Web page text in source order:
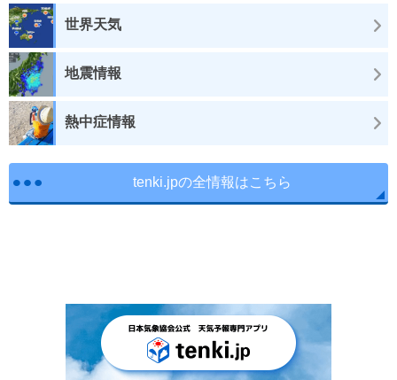
世界天気
地震情報
熱中症情報
tenki.jpの全情報はこちら